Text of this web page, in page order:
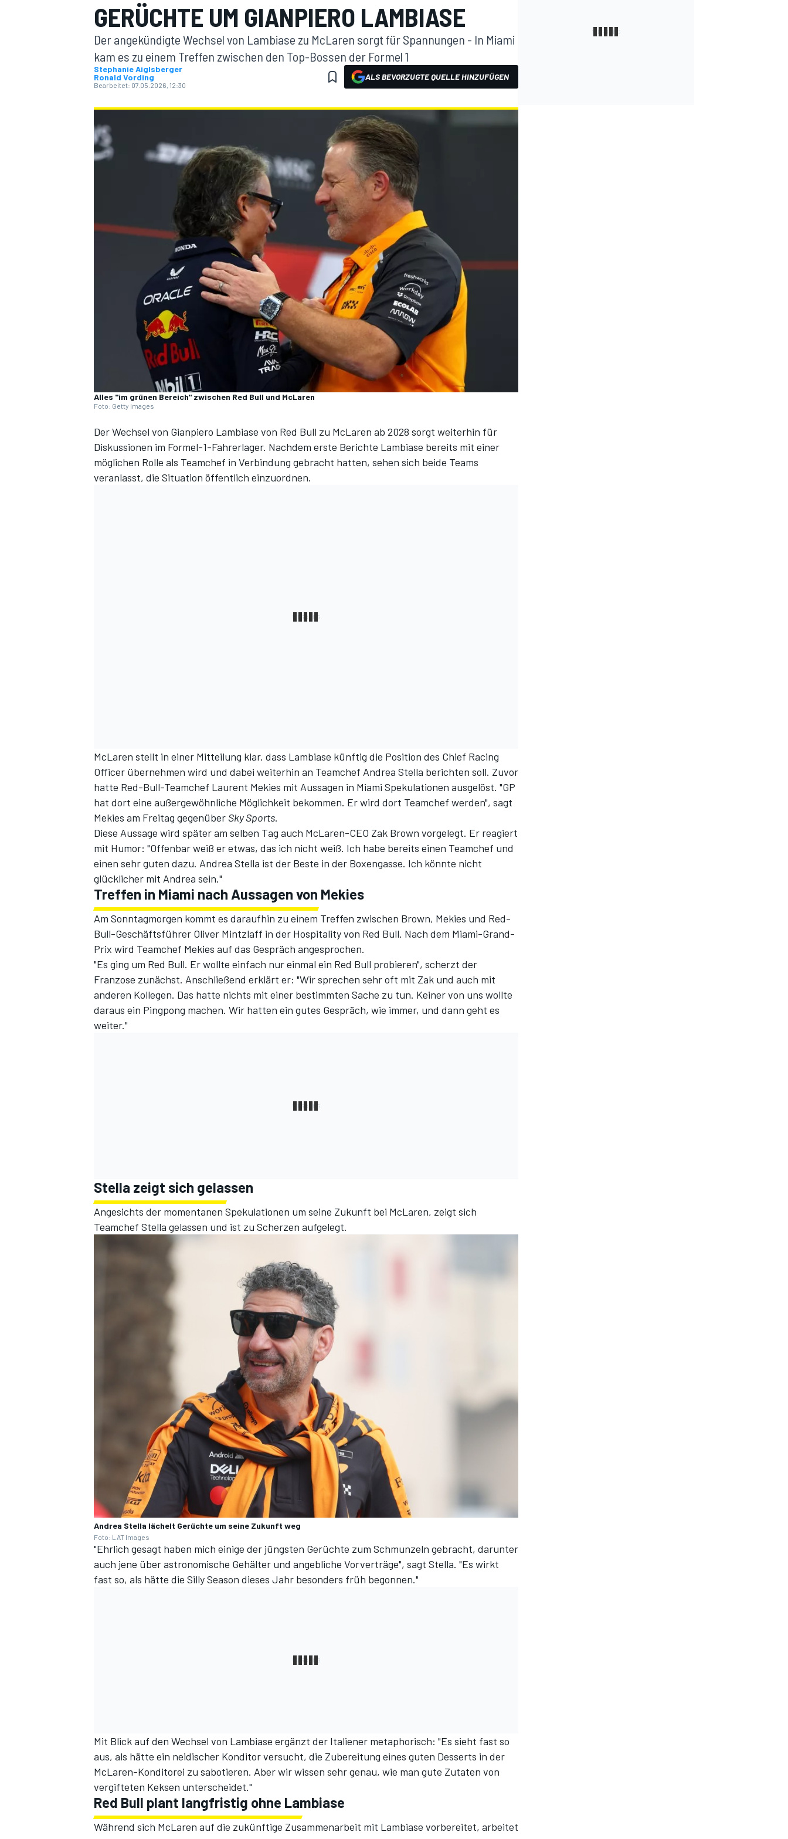
SPORTWAGEN
GERÜCHTE UM GIANPIERO LAMBIASE
Der angekündigte Wechsel von Lambiase zu McLaren sorgt für Spannungen - In Miami
kam es zu einem Treffen zwischen den Top-Bossen der Formel 1
Stephanie Aiglsberger
Ronald Vording
Bearbeitet: 07.05.2026, 12:30
ALS BEVORZUGTE QUELLE HINZUFÜGEN
Alles "im grünen Bereich" zwischen Red Bull und McLaren
Foto: Getty Images
Der Wechsel von Gianpiero Lambiase von Red Bull zu McLaren ab 2028 sorgt weiterhin für
Diskussionen im Formel-1-Fahrerlager. Nachdem erste Berichte Lambiase bereits mit einer
möglichen Rolle als Teamchef in Verbindung gebracht hatten, sehen sich beide Teams
veranlasst, die Situation öffentlich einzuordnen.
McLaren stellt in einer Mitteilung klar, dass Lambiase künftig die Position des Chief Racing
Officer übernehmen wird und dabei weiterhin an Teamchef Andrea Stella berichten soll. Zuvor
hatte Red-Bull-Teamchef Laurent Mekies mit Aussagen in Miami Spekulationen ausgelöst. "GP
hat dort eine außergewöhnliche Möglichkeit bekommen. Er wird dort Teamchef werden", sagt
Mekies am Freitag gegenüber Sky Sports.
Diese Aussage wird später am selben Tag auch McLaren-CEO Zak Brown vorgelegt. Er reagiert
mit Humor: "Offenbar weiß er etwas, das ich nicht weiß. Ich habe bereits einen Teamchef und
einen sehr guten dazu. Andrea Stella ist der Beste in der Boxengasse. Ich könnte nicht
glücklicher mit Andrea sein."
Treffen in Miami nach Aussagen von Mekies
Am Sonntagmorgen kommt es daraufhin zu einem Treffen zwischen Brown, Mekies und Red-
Bull-Geschäftsführer Oliver Mintzlaff in der Hospitality von Red Bull. Nach dem Miami-Grand-
Prix wird Teamchef Mekies auf das Gespräch angesprochen.
"Es ging um Red Bull. Er wollte einfach nur einmal ein Red Bull probieren", scherzt der
Franzose zunächst. Anschließend erklärt er: "Wir sprechen sehr oft mit Zak und auch mit
anderen Kollegen. Das hatte nichts mit einer bestimmten Sache zu tun. Keiner von uns wollte
daraus ein Pingpong machen. Wir hatten ein gutes Gespräch, wie immer, und dann geht es
weiter."
Stella zeigt sich gelassen
Angesichts der momentanen Spekulationen um seine Zukunft bei McLaren, zeigt sich
Teamchef Stella gelassen und ist zu Scherzen aufgelegt.
Andrea Stella lächelt Gerüchte um seine Zukunft weg
Foto: LAT Images
"Ehrlich gesagt haben mich einige der jüngsten Gerüchte zum Schmunzeln gebracht, darunter
auch jene über astronomische Gehälter und angebliche Vorverträge", sagt Stella. "Es wirkt
fast so, als hätte die Silly Season dieses Jahr besonders früh begonnen."
Mit Blick auf den Wechsel von Lambiase ergänzt der Italiener metaphorisch: "Es sieht fast so
aus, als hätte ein neidischer Konditor versucht, die Zubereitung eines guten Desserts in der
McLaren-Konditorei zu sabotieren. Aber wir wissen sehr genau, wie man gute Zutaten von
vergifteten Keksen unterscheidet."
Red Bull plant langfristig ohne Lambiase
Während sich McLaren auf die zukünftige Zusammenarbeit mit Lambiase vorbereitet, arbeitet